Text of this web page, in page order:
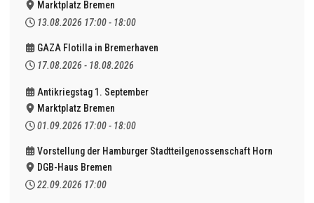
Marktplatz Bremen
13.08.2026 17:00 - 18:00
GAZA Flotilla in Bremerhaven
17.08.2026 - 18.08.2026
Antikriegstag 1. September
Marktplatz Bremen
01.09.2026 17:00 - 18:00
Vorstellung der Hamburger Stadtteilgenossenschaft Horn
DGB-Haus Bremen
22.09.2026 17:00